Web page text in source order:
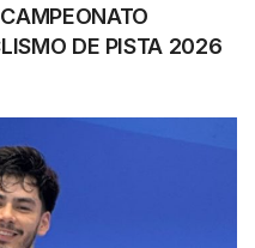
DE PISTA 2026